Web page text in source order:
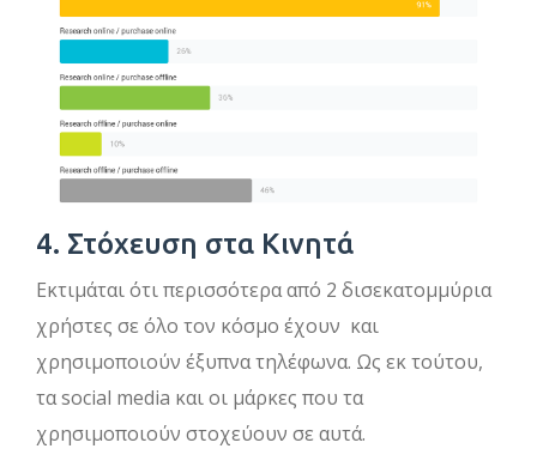
4. Στόχευση στα Κινητά
Εκτιμάται ότι περισσότερα από 2 δισεκατομμύρια
χρήστες σε όλο τον κόσμο έχουν και
χρησιμοποιούν έξυπνα τηλέφωνα. Ως εκ τούτου,
τα social media και οι μάρκες που τα
χρησιμοποιούν στοχεύουν σε αυτά.